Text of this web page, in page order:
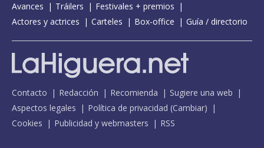
Avances
Tráilers
Festivales + premios
Actores y actrices
Carteles Box-office Guía / directorio
Contacto Redacción Recomienda
Sugiere una web
Aspectos legales
Política de privacidad (Cambiar)
Cookies
Publicidad y webmasters RSS